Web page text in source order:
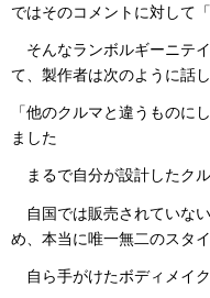
ではそのコメントに対して
そんなランボルギーニテ
て、製作者は次のように話し
「他のクルマと違うものに
ました
まるで自分が設計したク
自国では販売されていな
め、本当に唯一無二のスタ
自ら手がけたボディメイ